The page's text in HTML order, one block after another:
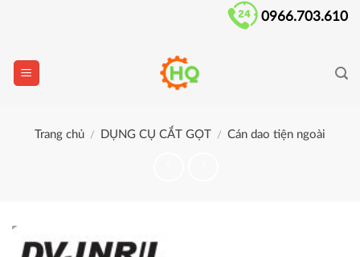
0966.703.610
Trang chủ / DỤNG CỤ CẮT GỌT / Cán dao tiện ngoài